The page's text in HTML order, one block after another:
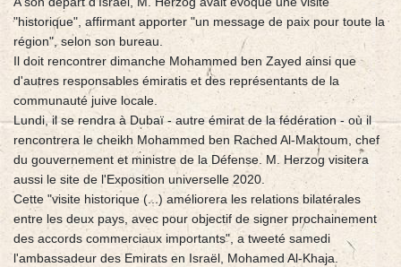
"historique", affirmant apporter "un message de paix pour toute la
région", selon son bureau.
Il doit rencontrer dimanche Mohammed ben Zayed ainsi que
d'autres responsables émiratis et des représentants de la
communauté juive locale.
Lundi, il se rendra à Dubaï - autre émirat de la fédération - où il
rencontrera le cheikh Mohammed ben Rached Al-Maktoum, chef
du gouvernement et ministre de la Défense. M. Herzog visitera
aussi le site de l'Exposition universelle 2020.
Cette "visite historique (...) améliorera les relations bilatérales
entre les deux pays, avec pour objectif de signer prochainement
des accords commerciaux importants", a tweeté samedi
l'ambassadeur des Emirats en Israël, Mohamed Al-Khaja.